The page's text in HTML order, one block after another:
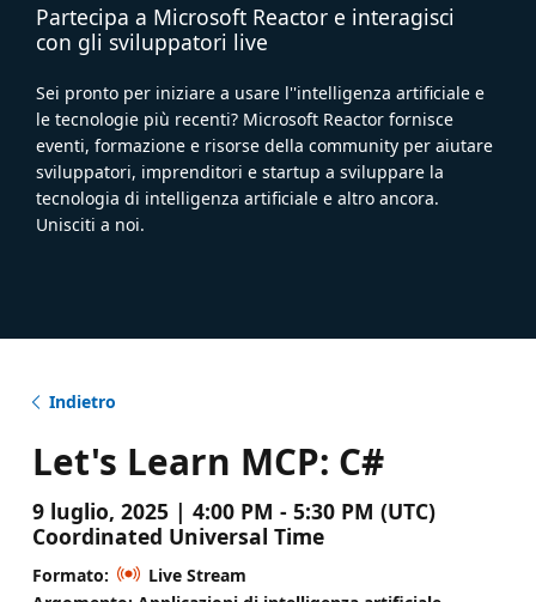
Partecipa a Microsoft Reactor e interagisci
con gli sviluppatori live
Sei pronto per iniziare a usare l''intelligenza artificiale e
le tecnologie più recenti? Microsoft Reactor fornisce
eventi, formazione e risorse della community per aiutare
sviluppatori, imprenditori e startup a sviluppare la
tecnologia di intelligenza artificiale e altro ancora.
Unisciti a noi.
Indietro
Let's Learn MCP: C#
9 luglio, 2025 | 4:00 PM - 5:30 PM (UTC)
Coordinated Universal Time
Formato:
Live Stream